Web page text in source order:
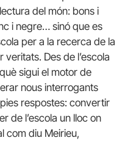
del món: bons i
i negre… sinó que es
per a la recerca de la
Des de l’escola
sigui el motor de
nous interrogants
respostes: convertir
de l’escola un lloc on
com diu Meirieu,